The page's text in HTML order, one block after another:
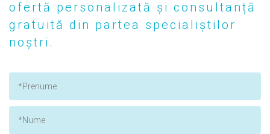
ofertă personalizată și consultanță
gratuită din partea specialiștilor
noștri.